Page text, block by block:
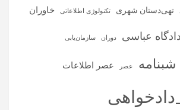
تهی‌دستان شهری تکنولوژی اطلاعاتی خاوران
دادگاه عباسی دوران سازمان‌یابی
شبنامه عصر عصر اطلاعات